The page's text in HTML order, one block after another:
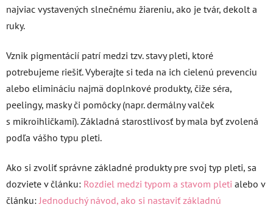
najviac vystavených slnečnému žiareniu, ako je tvár, dekolt a
ruky.
Vznik pigmentácií patrí medzi tzv. stavy pleti, ktoré
potrebujeme riešiť. Vyberajte si teda na ich cielenú prevenciu
alebo elimináciu najmä doplnkové produkty, čiže séra,
peelingy, masky či pomôcky (napr. dermálny valček
s mikroihličkami). Základná starostlivosť by mala byť zvolená
podľa vášho typu pleti.
Ako si zvoliť správne základné produkty pre svoj typ pleti, sa
dozviete v článku: Rozdiel medzi typom a stavom pleti alebo v
článku:Jednoduchý návod, ako si nastaviť základnú